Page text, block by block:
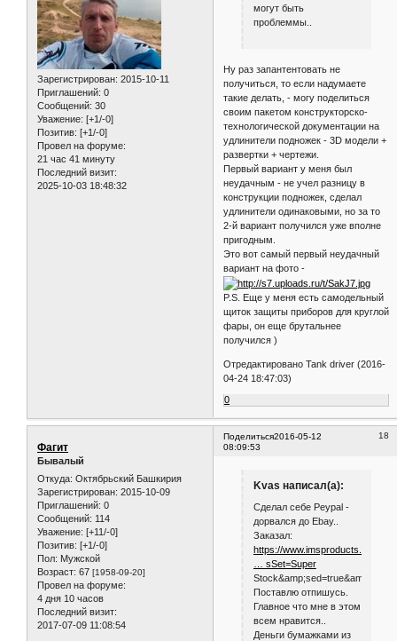
Зарегистрирован: 2015-10-11
Приглашений: 0
Сообщений: 30
Уважение: [+1/-0]
Позитив: [+1/-0]
Провел на форуме:
21 час 41 минуту
Последний визит:
2025-10-03 18:48:32
могут быть
проблеммы..
Ну раз запантентовать не
получиться, то если надумаете
такие делать, - могу поделиться
своим пакетом конструкторско-
технологической документации на
удлинители подножек - 3D модели +
развертки + чертежи.
Первый вариант у меня был
неудачным - не учел разницу в
конструкции подножек, сделал
удлинители одинаковыми, но за то
2-й вариант получился уже вполне
пригодным.
Это вот самый первый неудачный
вариант на фото -
P.S. Еще у меня есть самодельный
щиток защиты приборов для круглой
фары, он еще брутальнее
получился )
Отредактировано Tank driver (2016-
04-24 18:47:03)
0
Поделиться 18
2016-05-12
08:09:53
Фагит
Бывалый
Откуда: Октябрьский Башкирия
Зарегистрирован: 2015-10-09
Приглашений: 0
Сообщений: 114
Уважение: [+11/-0]
Позитив: [+1/-0]
Пол: Мужской
Возраст: 67 [1958-09-20]
Провел на форуме:
4 дня 10 часов
Последний визит:
2017-07-09 11:08:54
Kvas написал(а):
Сделал себе Peypal -
дорвался до Ebay..
Заказал:
https://www.imsproducts.com/
… sSet=Super
Поставлю отпишусь.
Главное что мне в этом
всем нравится..
Деньги бумажками из